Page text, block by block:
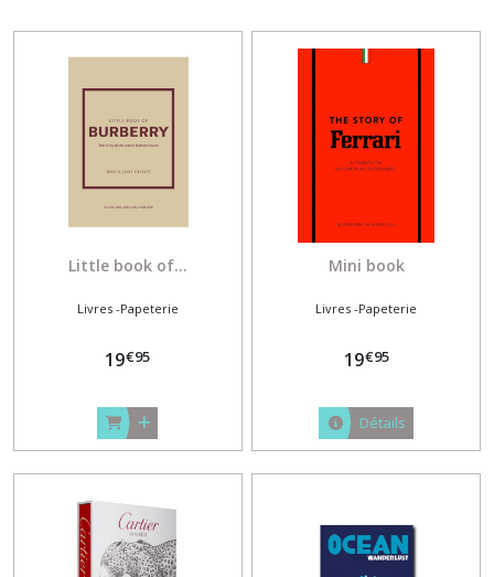
Little book of...
Livres -Papeterie
19€95
Mini book
Livres -Papeterie
19€95
Détails